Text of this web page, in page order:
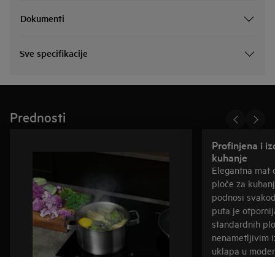
Dokumenti
Sve specifikacije
Prednosti
Profinjena i
kuhanje
Elegantna mat
ploče za
podnosi
puta je
standardnih
nenametljivim
uklapa u